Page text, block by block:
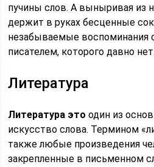
пучины слов. А выныривая из
держит в руках бесценные
незабываемые воспоминания
писателем, которого давно нет.
Литература
Литература это один из
искусство слова. Термином
также любые произведения
закрепленные в письменном